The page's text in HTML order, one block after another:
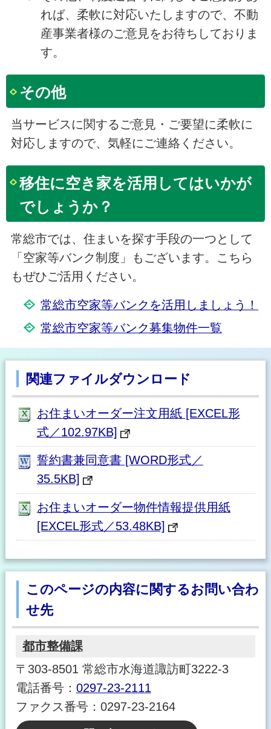
れば、柔軟に対応いたしますので、不動
産事業者様のご意見をお待ちしておりま
す。
その他
当サービスに関するご意見・ご要望に柔軟に
対応しますので、気軽にご連絡ください。
移住に空き家を活用してはいかが
でしょうか？
常総市では、住まいを探す手段の一つとして
「空家等バンク制度」もございます。こちら
もぜひご活用ください。
常総市空家等バンクを活用しましょう！
常総市空家等バンク募集物件一覧
関連ファイルダウンロード
お住まいオーダー注文用紙 [EXCEL形
式／102.97KB]
誓約書兼同意書 [WORD形式／
35.5KB]
お住まいオーダー物件情報提供用紙
[EXCEL形式／53.48KB]
このページの内容に関するお問い合わ
せ先
都市整備課
〒303-8501 常総市水海道諏訪町3222-3
電話番号： 0297-23-2111
ファクス番号：0297-23-2164